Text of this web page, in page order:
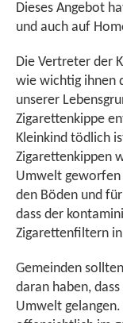
Dieses Angebot
und auch auf
Die Vertreter der
wie wichtig ihnen
unserer
Zigarettenkippe
Kleinkind tödlich
Zigarettenkippen
Umwelt geworfen
den Böden und
dass der
Zigarettenfiltern
Gemeinden
daran haben,
Umwelt gelangen.